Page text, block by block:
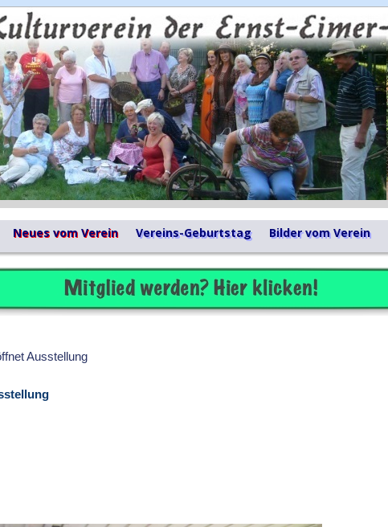
Neues vom Verein Vereins-Geburtstag Bilder vom Verein
Ausstellung